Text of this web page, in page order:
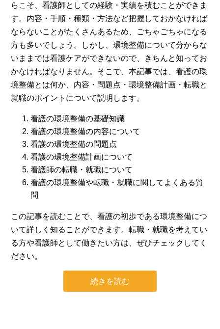
らこそ、看護師としての経験・実績を積むことができま
す。内容・手順・種類・方法など把握しておかなければ
ならないことがたくさんあるため、ごちゃごちゃになる
方も多いでしょう。しかし、環境整備について分からな
いままでは看護ケアができないので、きちんと知ってお
かなければなりません。そこで、本記事では、看護の環
境整備とは何か、内容・問題点・環境整備計画・転職と
就職のポイントについて説明します。
看護の環境整備の基礎知識
看護の環境整備の内容について
看護の環境整備の問題点
看護の環境整備計画について
看護師の転職・就職について
看護の環境整備や転職・就職に関してよくある質
問
この記事を読むことで、看護の初歩である環境整備につ
いて詳しく知ることができます。転職・就職を考えてい
る方や看護師として働きたい方は、ぜひチェックしてく
ださい。
続きを読む